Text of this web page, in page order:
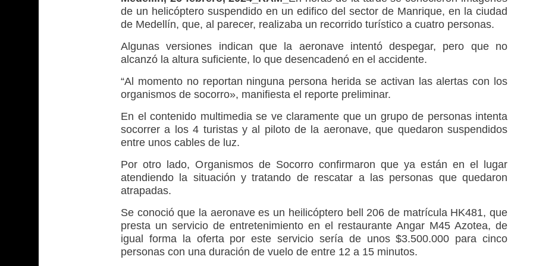
de un helicóptero suspendido en un edifico del sector de Manrique, en la ciudad
de Medellín, que, al parecer, realizaba un recorrido turístico a cuatro personas.
Algunas versiones indican que la aeronave intentó despegar, pero que no
alcanzó la altura suficiente, lo que desencadenó en el accidente.
“Al momento no reportan ninguna persona herida se activan las alertas con los
organismos de socorro», manifiesta el reporte preliminar.
En el contenido multimedia se ve claramente que un grupo de personas intenta
socorrer a los 4 turistas y al piloto de la aeronave, que quedaron suspendidos
entre unos cables de luz.
Por otro lado, Organismos de Socorro confirmaron que ya están en el lugar
atendiendo la situación y tratando de rescatar a las personas que quedaron
atrapadas.
Se conoció que la aeronave es un heilicóptero bell 206 de matrícula HK481, que
presta un servicio de entretenimiento en el restaurante Angar M45 Azotea, de
igual forma la oferta por este servicio sería de unos $3.500.000 para cinco
personas con una duración de vuelo de entre 12 a 15 minutos.